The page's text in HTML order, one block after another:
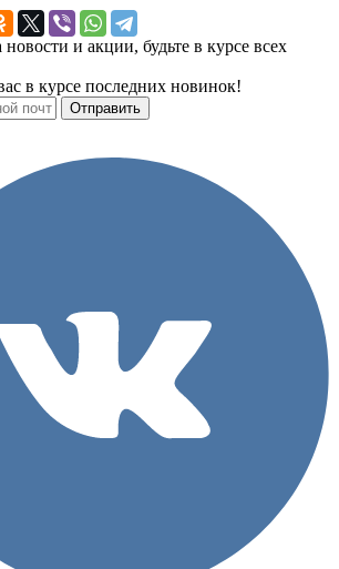
и акции, будьте в курсе всех
в курсе последних новинок!